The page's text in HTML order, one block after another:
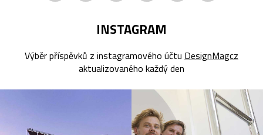
INSTAGRAM
Výběr příspěvků z instagramového účtu DesignMagcz
aktualizovaného každý den